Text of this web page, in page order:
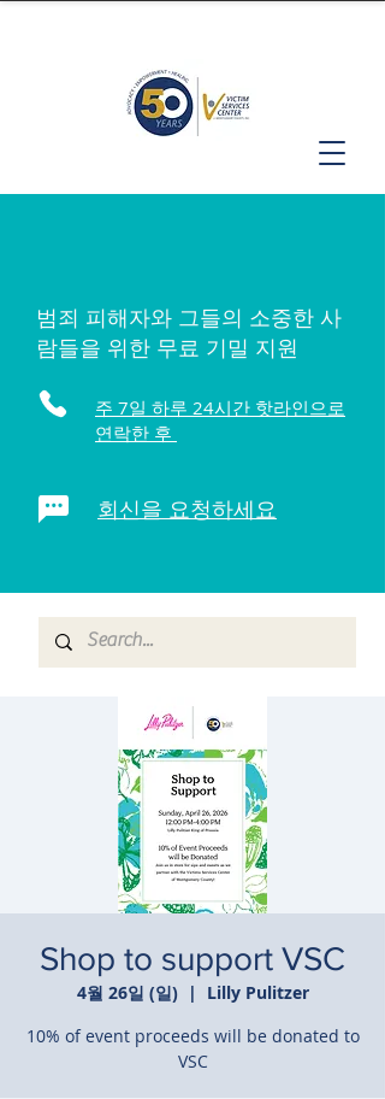
범죄 피해자와 그들의 소중한 사
람들을 위한 무료 기밀 지원
주 7일 하루 24시간 핫라인으로
연락한 후
회신을 요청하세요
Shop to support VSC
4월 26일 (일)
  |
Lilly Pulitzer
10% of event proceeds will be donated to
VSC